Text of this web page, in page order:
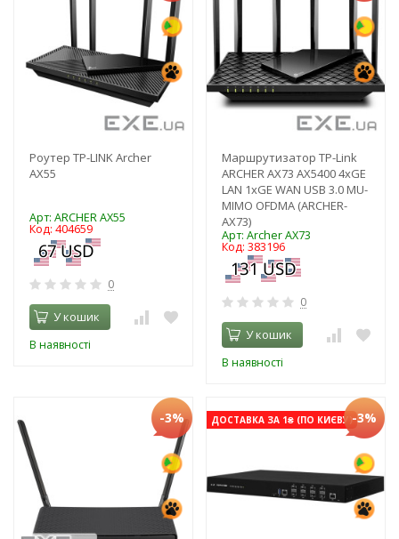
Роутер TP-LINK Archer
AX55
Арт: ARCHER AX55
Код: 404659
0
У кошик
В наявності
Маршрутизатор TP-Link
ARCHER AX73 AX5400 4xGE
LAN 1xGE WAN USB 3.0 MU-
MIMO OFDMA (ARCHER-
AX73)
Арт: Archer AX73
Код: 383196
0
У кошик
В наявності
-3% ДОСТАВКА ЗА 1₴ (ПО КИЄВУ)-3%